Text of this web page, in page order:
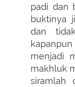
padi dan
buktinya
dan
menjadi
makhluk
siramlah